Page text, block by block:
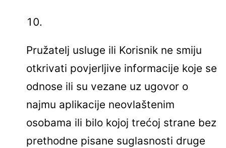
Pružatelj usluge ili Korisnik ne smiju
otkrivati povjerljive informacije koje se
odnose ili su vezane uz ugovor o
najmu aplikacije neovlaštenim
osobama ili bilo kojoj trećoj strane bez
prethodne pisane suglasnosti druge